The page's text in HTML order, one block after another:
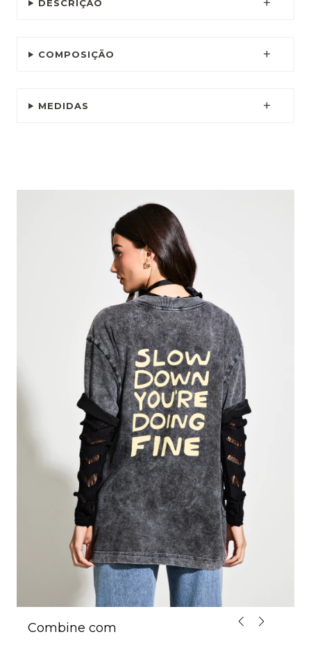
DESCRIÇÃO
COMPOSIÇÃO
MEDIDAS
Combine com